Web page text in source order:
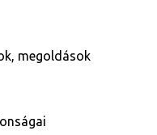
megoldások